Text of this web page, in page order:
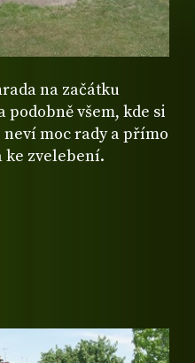
na začátku
podobně všem, kde si
moc rady a přímo
ke zvelebení.